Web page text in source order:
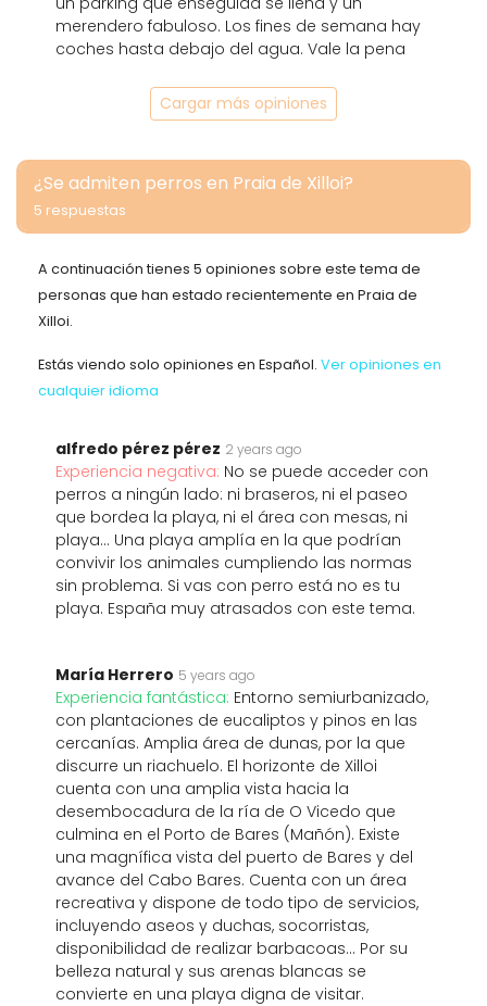
merendero fabuloso. Los fines de semana hay
coches hasta debajo del agua. Vale la pena
Cargar más opiniones
¿Se admiten perros en Praia de Xilloi?
5 respuestas
A continuación tienes 5 opiniones sobre este tema de
personas que han estado recientemente en Praia de
Xilloi.
Estás viendo solo opiniones en Español. Ver opiniones en
cualquier idioma
alfredo pérez pérez 2 years ago
Experiencia negativa: No se puede acceder con
perros a ningún lado: ni braseros, ni el paseo
que bordea la playa, ni el área con mesas, ni
playa... Una playa amplía en la que podrían
convivir los animales cumpliendo las normas
sin problema. Si vas con perro está no es tu
playa. España muy atrasados con este tema.
María Herrero 5 years ago
Experiencia fantástica: Entorno semiurbanizado,
con plantaciones de eucaliptos y pinos en las
cercanías. Amplia área de dunas, por la que
discurre un riachuelo. El horizonte de Xilloi
cuenta con una amplia vista hacia la
desembocadura de la ría de O Vicedo que
culmina en el Porto de Bares (Mañón). Existe
una magnífica vista del puerto de Bares y del
avance del Cabo Bares. Cuenta con un área
recreativa y dispone de todo tipo de servicios,
incluyendo aseos y duchas, socorristas,
disponibilidad de realizar barbacoas... Por su
belleza natural y sus arenas blancas se
convierte en una playa digna de visitar.